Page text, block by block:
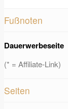
Fußnoten
Dauerwerbeseite
(* = Affiliate-Link)
Seiten